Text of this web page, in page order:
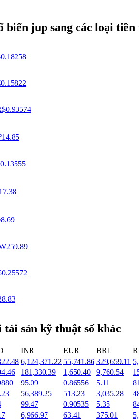
nhuận
bạn tăng giá trị đều đặn
biến jup sang các loại
0.18258
0.15822
0.93574
14.85
0.13555
17.38
8.69
259.89
0.25572
tài sản kỹ thuật số khác
INR EUR BRL
6,124,371.22 55,741.86 329,659.11
181,330.39 1,650.40 9,760.54
95.09 0.86556 5.11
56,389.25 513.23 3,035.28
99.47 0.90535 5.35
6,966.97 63.41 375.01